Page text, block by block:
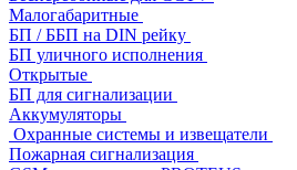
Малогабаритные
БП / ББП на DIN рейку
БП уличного исполнения
Открытые
БП для сигнализации
Аккумуляторы
Охранные системы и извещатели
Пожарная сигнализация